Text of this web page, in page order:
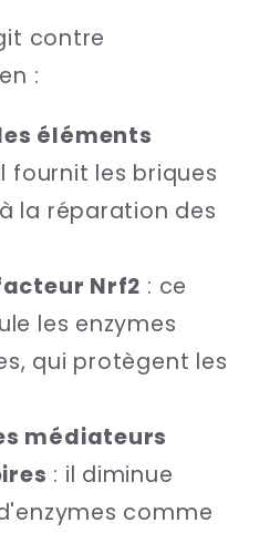
contre
:
éléments
fournit les briques
la réparation des
Nrf2 : ce
les enzymes
qui protègent les
médiateurs
: il diminue
comme